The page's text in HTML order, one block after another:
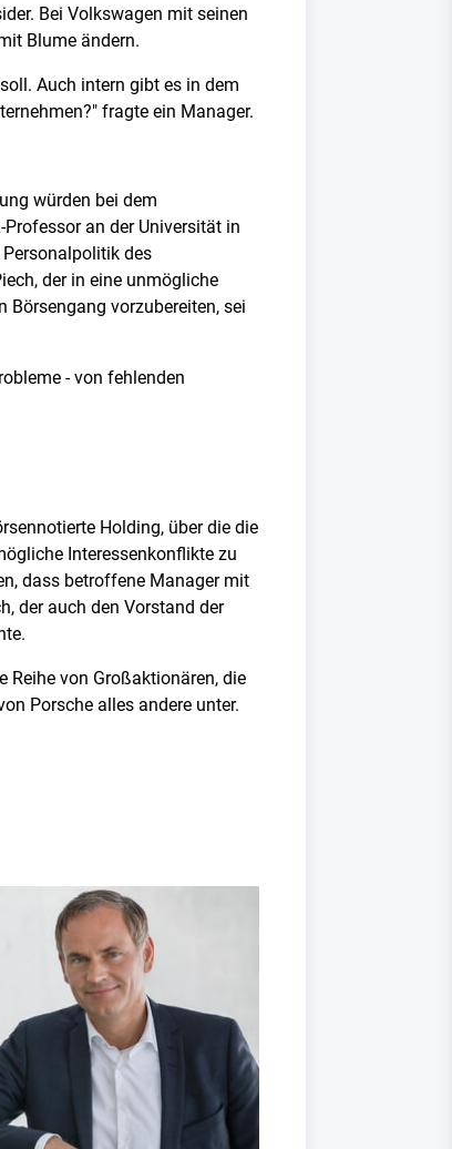
Bei Volkswagen mit seinen
Blume ändern.
Auch intern gibt es in dem
fragte ein Manager.
würden bei dem
an der Universität in
des
der in eine unmögliche
vorzubereiten, sei
- von fehlenden
Holding, über die die
Interessenkonflikte zu
dass betroffene Manager mit
der auch den Vorstand der
Reihe von Großaktionären, die
Porsche alles andere unter.